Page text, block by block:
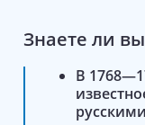
Знаете ли
В